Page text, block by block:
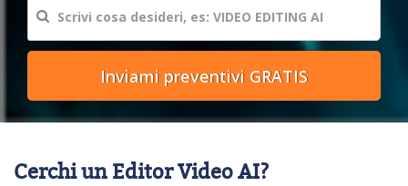
Cerchi un Editor Video AI?